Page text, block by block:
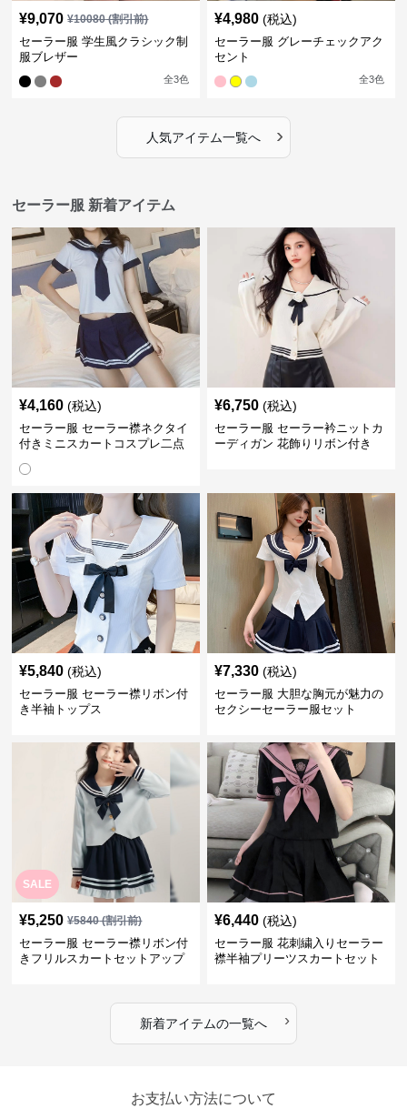
¥9,070 ¥10080(割引前)
セーラー服 学生風クラシック制
服ブレザー
全3色
¥4,980 (税込)
セーラー服 グレーチェックアク
セント
全3色
人気アイテム一覧へ ›
セーラー服 新着アイテム
¥4,160 (税込)
セーラー服 セーラー襟ネクタイ
付きミニスカートコスプレ二点
¥6,750 (税込)
セーラー服 セーラー衿ニットカ
ーディガン 花飾りリボン付き
¥5,840 (税込)
セーラー服 セーラー襟リボン付
き半袖トップス
¥7,330 (税込)
セーラー服 大胆な胸元が魅力の
セクシーセーラー服セット
SALE
¥5,250 ¥5840(割引前)
セーラー服 セーラー襟リボン付
きフリルスカートセットアップ
¥6,440 (税込)
セーラー服 花刺繍入りセーラー
襟半袖プリーツスカートセット
新着アイテムの一覧へ ›
お支払い方法について